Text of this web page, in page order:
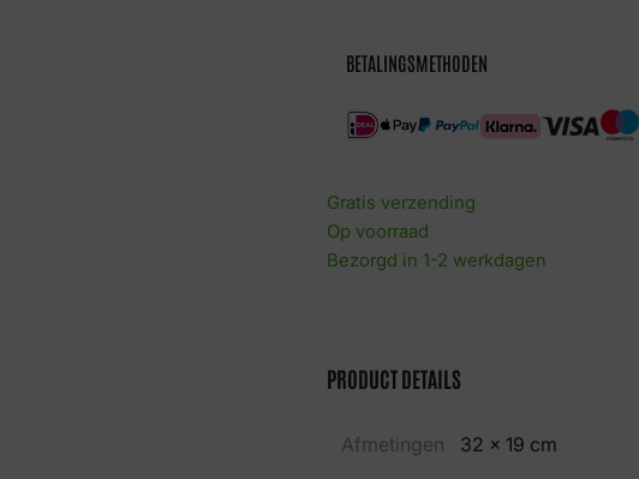
BETALINGSMETHODEN
Gratis verzending
Op voorraad
Bezorgd in 1-2 werkdagen
PRODUCT DETAILS
Afmetingen
32 × 19 cm